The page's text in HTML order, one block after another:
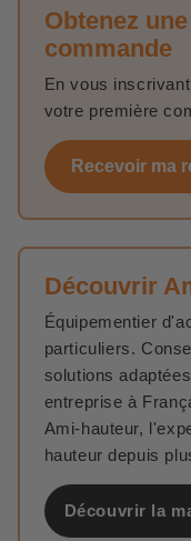
Obtenez
commande
En vous
votre première
Recevoir ma
Découvrir
Équipementier
particuliers.
solutions
entreprise à
Ami-hauteur,
hauteur depuis
Découvrir la